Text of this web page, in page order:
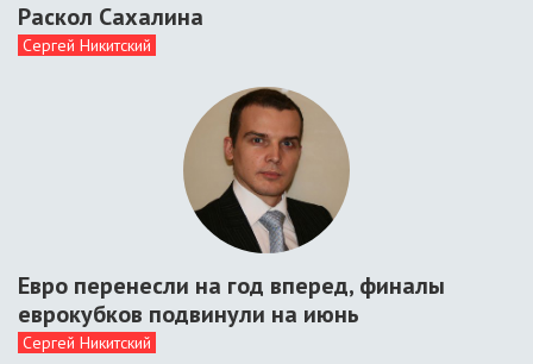
Раскол Сахалина
Сергей Никитский
Евро перенесли на год вперед, финалы
еврокубков подвинули на июнь
Сергей Никитский